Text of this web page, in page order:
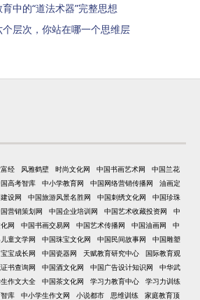
中的“道法术器”完整思想
层次，你站在哪一个思维层
经 风雅鹤壁 时尚文化网 中国书画艺术网
中国兰花
高考智库 中小学教育网 中国网络营销传播网
油画定
设网 中国旅游风景名胜网 中国刺绣文化网
中国珍珠
营销策划网 中国企业培训网 中国艺术收藏投资网
中
网 中国书画交易网 中国艺术传播网 中国油画网
中
童文学网 中国珠宝文化网 中国民间故事网
中国雕塑
宝宝成长网 中国瓷器网 天赋教育研究中心
国际教育观
书查询网 中国酒文化网 中国广告设计知识网
中华武
作文大全 中国茶文化网 学习力教育中心
学习力训练
库 中小学生作文网 小说都市 思维训练 家庭教育顶